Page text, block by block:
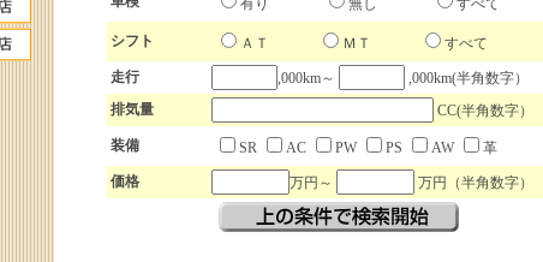
有り 無し すべて
シフト ＡＴ ＭＴ
すべて
走行
,000km～
,000km(半角数字）
排気量
CC(半角数字）
装備 SR AC PW PS AW
革
価格
万円～ 万円（半角数字）